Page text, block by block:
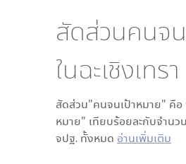
สัดส่วนคนจ
ในฉะเชิงเทรา
สัดส่วน"คนจนเป้าหมาย" คือ
หมาย" เทียบร้อยละกับจำนว
จปฐ. ทั้งหมด อ่านเพิ่มเติม